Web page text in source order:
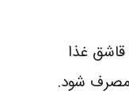
یک قاشق سیاه دانه به همراه 3 قاشق غذا
شود.